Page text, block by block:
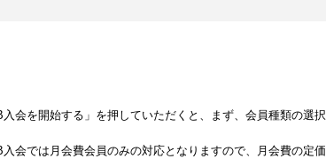
会を開始する」を押していただくと、まず、会員種類の選択
会では月会費会員のみの対応となりますので、月会費の定価